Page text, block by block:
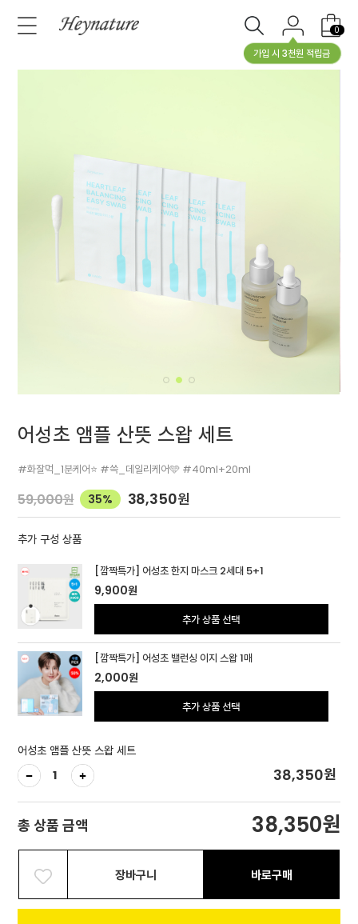
가입 시 3천원 적립금
0
어성초 앰플 산뜻 스왑 세트
#화잘먹_1분케어⭐ #쓱_데일리케어🩵 #40ml+20ml
59,000원 35% 38,350원
추가 구성 상품
[깜짝특가] 어성초 한지 마스크 2세대 5+1
9,900원
추가 상품 선택
[깜짝특가] 어성초 밸런싱 이지 스왑 1매
2,000원
추가 상품 선택
어성초 앰플 산뜻 스왑 세트
38,350원
총 상품 금액 38,350원
장바구니 바로구매